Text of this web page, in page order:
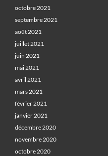
octobre 2021
septembre 2021
août 2021
juillet 2021
juin 2021
mai 2021
avril 2021
mars 2021
février 2021
janvier 2021
décembre 2020
novembre 2020
octobre 2020